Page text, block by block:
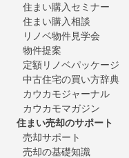
住まい購入セミナー
住まい購入相談
リノベ物件見学会
物件提案
定額リノベパッケージ
中古住宅の買い方辞典
カウカモジャーナル
カウカモマガジン
住まい売却のサポート
売却サポート
売却の基礎知識